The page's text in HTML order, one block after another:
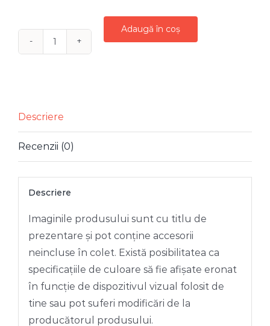
FLUTURE
15
X
Adaugă în coș
Descriere
Recenzii (0)
Descriere
Imaginile produsului sunt cu titlu de
prezentare și pot conține accesorii
neincluse în colet. Există posibilitatea ca
specificațiile de culoare să fie afișate eronat
în funcție de dispozitivul vizual folosit de
tine sau pot suferi modificări de la
producătorul produsului.